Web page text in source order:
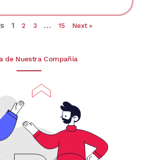
1 2 3 … 15 Next »
de Nuestra Compañia